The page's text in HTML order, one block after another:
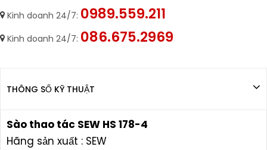
Kinh doanh 24/7: 0989.559.211
Kinh doanh 24/7: 086.675.2969
THÔNG SỐ KỸ THUẬT
​​​​​​​Sào thao tác SEW HS 178-4
Hãng sản xuất : SEW